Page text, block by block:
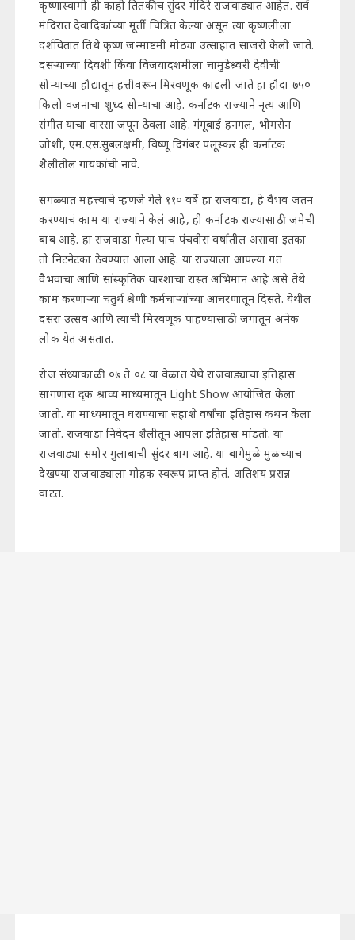
कृष्णास्वामी ही काही तितकीच सुंदर मंदिरे राजवाड्यात आहेत. सर्व
मंदिरात देवादिकांच्या मूर्ती चित्रित केल्या असून त्या कृष्णलीला
दर्शवितात तिथे कृष्ण जन्माष्टमी मोठ्या उत्साहात साजरी केली जाते.
दसऱ्याच्या दिवशी किंवा विजयादशमीला चामुडेश्र्वरी देवीची
सोन्याच्या हौद्यातून हत्तीवरून मिरवणूक काढली जाते हा हौदा ७५०
किलो वजनाचा शुध्द सोन्याचा आहे. कर्नाटक राज्याने नृत्य आणि
संगीत याचा वारसा जपून ठेवला आहे. गंगूबाई हनगल, भीमसेन
जोशी, एम.एस.सुबलक्षमी, विष्णू दिगंबर पलूस्कर ही कर्नाटक
शैलीतील गायकांची नावे.
सगळ्यात महत्त्वाचे म्हणजे गेले ११० वर्षे हा राजवाडा, हे वैभव जतन
करण्याचं काम या राज्याने केलं आहे, ही कर्नाटक राज्यासाठी जमेची
बाब आहे. हा राजवाडा गेल्या पाच पंचवीस वर्षातील असावा इतका
तो निटनेटका ठेवण्यात आला आहे. या राज्याला आपल्या गत
वैभवाचा आणि सांस्कृतिक वारशाचा रास्त अभिमान आहे असे तेथे
काम करणाऱ्या चतुर्थ श्रेणी कर्मचाऱ्यांच्या आचरणातून दिसते. येथील
दसरा उत्सव आणि त्याची मिरवणूक पाहण्यासाठी जगातून अनेक
लोक येत असतात.
रोज संध्याकाळी ०७ ते ०८ या वेळात येथे राजवाड्याचा इतिहास
सांगणारा दृक श्राव्य माध्यमातून Light Show आयोजित केला
जातो. या माध्यमातून घराण्याचा सहाशे वर्षांचा इतिहास कथन केला
जातो. राजवाडा निवेदन शैलीतून आपला इतिहास मांडतो. या
राजवाड्या समोर गुलाबाची सुंदर बाग आहे. या बागेमुळे मुळच्याच
देखण्या राजवाड्याला मोहक स्वरूप प्राप्त होतं. अतिशय प्रसन्न
वाटत.